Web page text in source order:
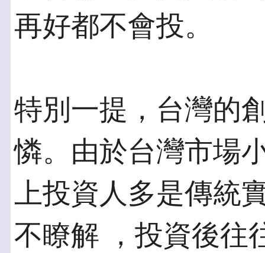
再好都不會投。
特別一提，台灣的
憐。由於台灣市場
上投資人多是傳統
不瞭解 ，投資後往